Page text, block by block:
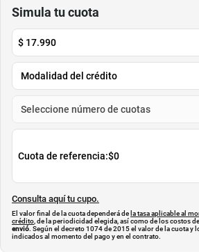
Simula tu cuota
$ 17.990
Cuota de referencia:$0
Consulta aquí tu cupo.
El valor final de la cuota dependerá de la tasa aplicable al
crédito , de la periodicidad elegida, así como de los costos
envió. Según el decreto 1074 de 2015 el valor de la cuota y
indicados al momento del pago y en el contrato.